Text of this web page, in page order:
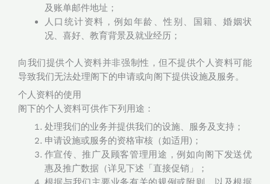
及账单邮件地址；
人口统计资料，例如年龄、性别、国籍、婚姻状
况、喜好、教育背景及就业经历；
向我们提供个人资料并非强制性，但不提供个人资料可能
导致我们无法处理阁下的申请或向阁下提供设施及服务。
个人资料的使用
阁下的个人资料可供作下列用途：
处理我们的业务并提供我们的设施、服务及支持；
申请设施或服务的资格审核（如适用)；
作宣传、推广及顾客管理用途，例如向阁下发送优
惠及推广数据（详见下述「直接促销」；